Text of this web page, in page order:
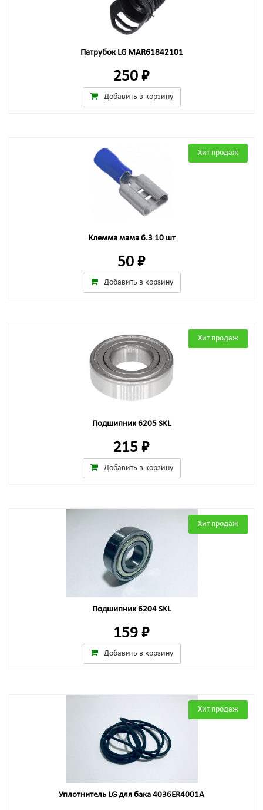
Патрубок LG MAR61842101
250 ₽
Добавить в корзину
Хит продаж
Клемма мама 6.3 10 шт
50 ₽
Добавить в корзину
Хит продаж
Подшипник 6205 SKL
215 ₽
Добавить в корзину
Хит продаж
Подшипник 6204 SKL
159 ₽
Добавить в корзину
Хит продаж
Уплотнитель LG для бака 4036ER4001A